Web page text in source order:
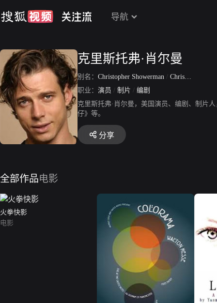
导航
克里斯托弗·肖尔曼
别名： Christopher Showerman / Christopher C Showerman
职业： 演员 / 制片 / 编剧
克里斯托弗·肖尔曼，美国演员、编剧、制片
仔》等。
分享
全部作品电影
火拳快影
电影